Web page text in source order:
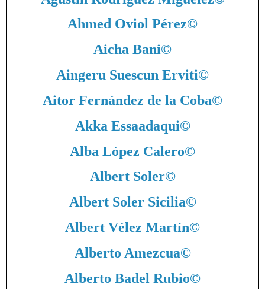
Ahmed Oviol Pérez©
Aicha Bani©
Aingeru Suescun Erviti©
Aitor Fernández de la Coba©
Akka Essaadaqui©
Alba López Calero©
Albert Soler©
Albert Soler Sicilia©
Albert Vélez Martín©
Alberto Amezcua©
Alberto Badel Rubio©